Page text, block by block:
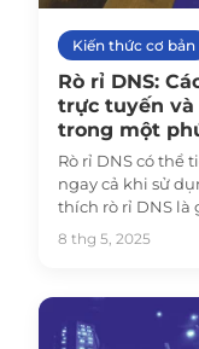
Kiến thức cơ bản
Rò rỉ DNS:
trực tuyến và
trong một
Rò rỉ DNS có thể
ngay cả khi sử
thích rò rỉ DNS là
mật và cách
bạn.
8 thg 5, 2025